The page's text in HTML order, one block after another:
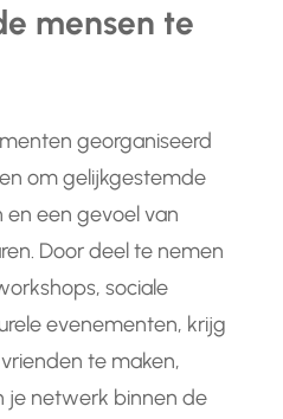
mensen te
georganiseerd
om gelijkgestemde
een gevoel van
Door deel te nemen
sociale
evenementen, krijg
te maken,
je netwerk binnen de